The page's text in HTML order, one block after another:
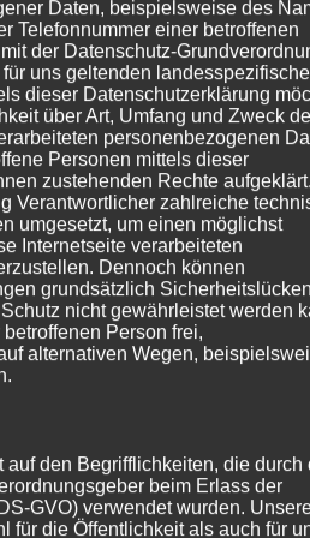
Erklärung“verabschiedet.
Landwirtschaft, insbesondere
ein Zeichen für
das Definitionen, Ziele und
festlegt, wäre aus Sicht des
der Erklärung diente
Erklärung an die
Mitgliederversammlung
kannhier
Daten, beispielsweise des
Telefonnummer einer betroffenen
der Datenschutz-
uns geltenden
dieser Datenschutzerklärung
über Art, Umfang und Zweck
personenbezogenen
Personen mittels dieser
zustehenden Rechte aufgeklärt.
Verantwortlicher zahlreiche
umgesetzt, um einen möglichst
Internetseite verarbeiteten
Dennoch können
grundsätzlich
nicht gewährleistet werden
Person frei,
alternativen Wegen,
den Begrifflichkeiten, die durch
beim Erlass der
GVO) verwendet wurden.
für die Öffentlichkeit als auch für